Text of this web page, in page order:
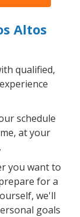
Altos
qualified,
schedule
at your
you want to
for a
we'll
goals